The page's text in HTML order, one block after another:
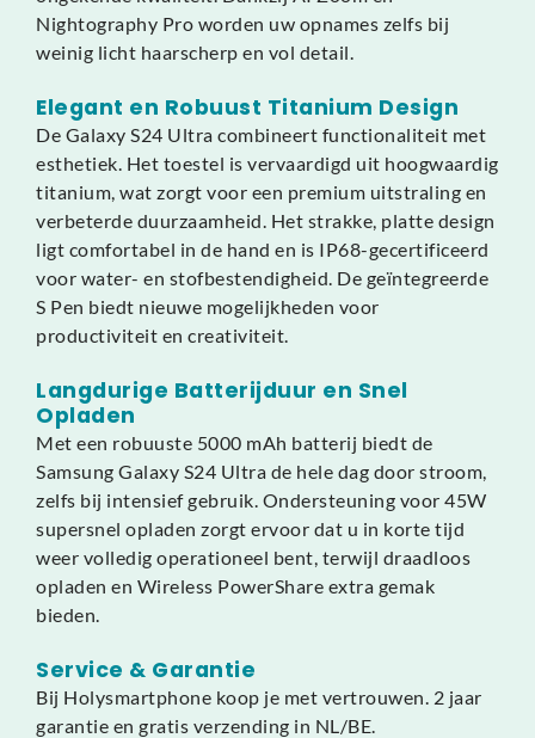
Nightography Pro worden uw opnames zelfs bij
weinig licht haarscherp en vol detail.
Elegant en Robuust Titanium Design
De Galaxy S24 Ultra combineert functionaliteit met
esthetiek. Het toestel is vervaardigd uit hoogwaardig
titanium, wat zorgt voor een premium uitstraling en
verbeterde duurzaamheid. Het strakke, platte design
ligt comfortabel in de hand en is IP68-gecertificeerd
voor water- en stofbestendigheid. De geïntegreerde
S Pen biedt nieuwe mogelijkheden voor
productiviteit en creativiteit.
Langdurige Batterijduur en Snel
Opladen
Met een robuuste 5000 mAh batterij biedt de
Samsung Galaxy S24 Ultra de hele dag door stroom,
zelfs bij intensief gebruik. Ondersteuning voor 45W
supersnel opladen zorgt ervoor dat u in korte tijd
weer volledig operationeel bent, terwijl draadloos
opladen en Wireless PowerShare extra gemak
bieden.
Service & Garantie
Bij Holysmartphone koop je met vertrouwen. 2 jaar
garantie en gratis verzending in NL/BE.